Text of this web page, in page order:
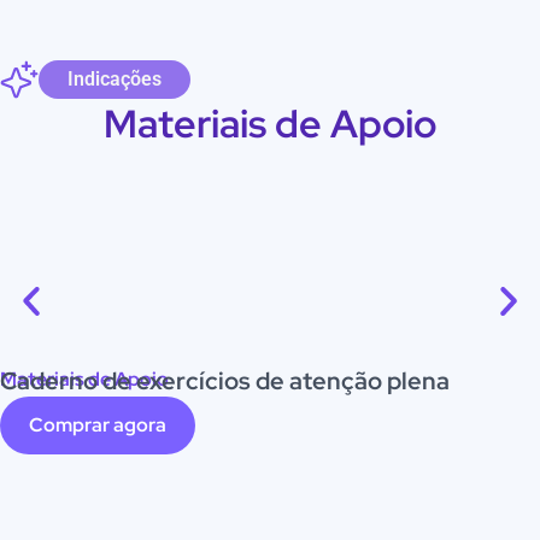
Indicações
Materiais de Apoio
Materiais de Apoio
Caderno de exercícios de atenção plena
Comprar agora